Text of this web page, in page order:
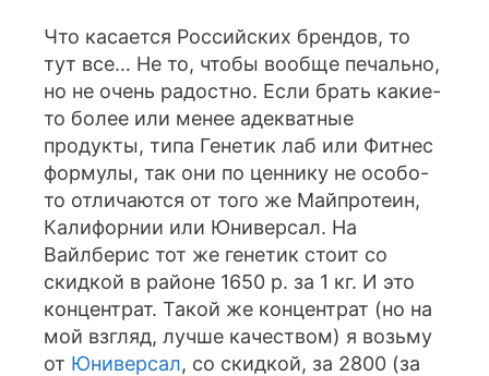
Что касается Российских брендов, то
тут все… Не то, чтобы вообще печально,
но не очень радостно. Если брать какие-
то более или менее адекватные
продукты, типа Генетик лаб или Фитнес
формулы, так они по ценнику не особо-
то отличаются от того же Майпротеин,
Калифорнии или Юниверсал. На
Вайлберис тот же генетик стоит со
скидкой в районе 1650 р. за 1 кг. И это
концентрат. Такой же концентрат (но на
мой взгляд, лучше качеством) я возьму
от Юниверсал, со скидкой, за 2800 (за